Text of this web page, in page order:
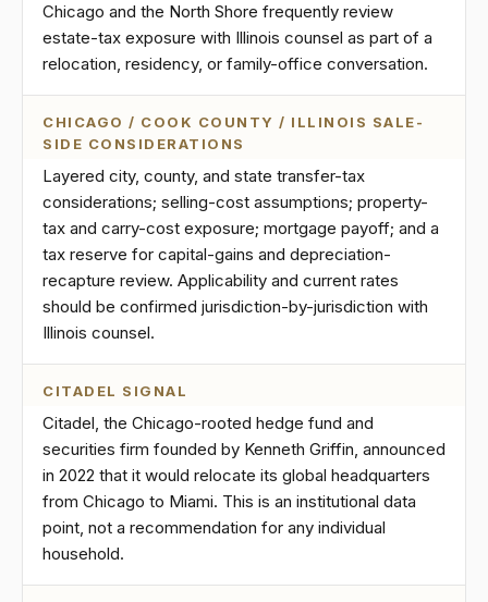
Chicago and the North Shore frequently review
estate-tax exposure with Illinois counsel as part of a
relocation, residency, or family-office conversation.
CHICAGO / COOK COUNTY / ILLINOIS SALE-
SIDE CONSIDERATIONS
Layered city, county, and state transfer-tax
considerations; selling-cost assumptions; property-
tax and carry-cost exposure; mortgage payoff; and a
tax reserve for capital-gains and depreciation-
recapture review. Applicability and current rates
should be confirmed jurisdiction-by-jurisdiction with
Illinois counsel.
CITADEL SIGNAL
Citadel, the Chicago-rooted hedge fund and
securities firm founded by Kenneth Griffin, announced
in 2022 that it would relocate its global headquarters
from Chicago to Miami. This is an institutional data
point, not a recommendation for any individual
household.